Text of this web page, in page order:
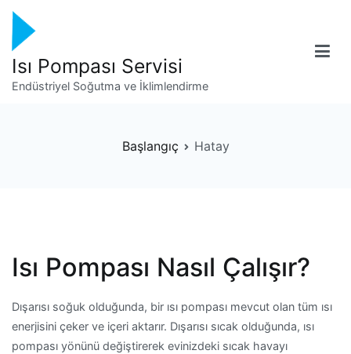
İçeriğe
geç
Isı Pompası Servisi
Endüstriyel Soğutma ve İklimlendirme
Başlangıç Hatay
Isı Pompası Nasıl Çalışır?
Dışarısı soğuk olduğunda, bir ısı pompası mevcut olan tüm ısı
enerjisini çeker ve içeri aktarır. Dışarısı sıcak olduğunda, ısı
pompası yönünü değiştirerek evinizdeki sıcak havayı